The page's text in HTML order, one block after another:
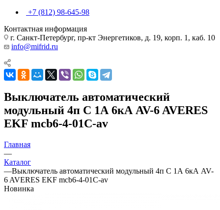
+7 (812) 98-645-98
Контактная информация
г. Санкт-Петербург, пр-кт Энергетиков, д. 19, корп. 1, каб. 10
info@mifrid.ru
Выключатель автоматический
модульный 4п C 1А 6кА AV-6 AVERES
EKF mcb6-4-01C-av
Главная
—
Каталог
—Выключатель автоматический модульный 4п C 1А 6кА AV-
6 AVERES EKF mcb6-4-01C-av
Новинка